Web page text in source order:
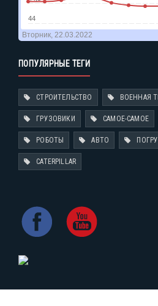
ПОПУЛЯРНЫЕ ТЕГИ
СТРОИТЕЛЬСТВО ВОЕННАЯ
ГРУЗОВИКИ САМОЕ-САМОЕ
РОБОТЫ АВТО
CATERPILLAR